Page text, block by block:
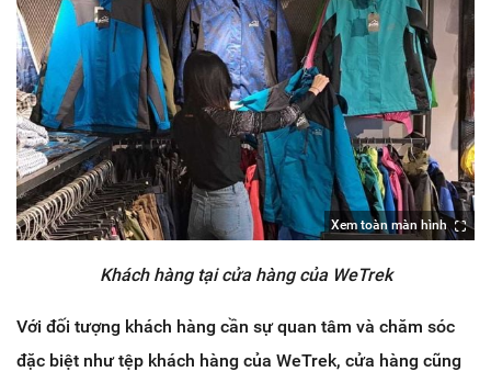
Xem toàn màn hình
Khách hàng tại cửa hàng của WeTrek​​​​​​​
Với đối tượng khách hàng cần sự quan tâm và chăm sóc
đặc biệt như tệp khách hàng của WeTrek, cửa hàng cũng